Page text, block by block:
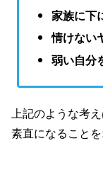
家族に下
情けない
弱い自分
上記のような考
素直になることを